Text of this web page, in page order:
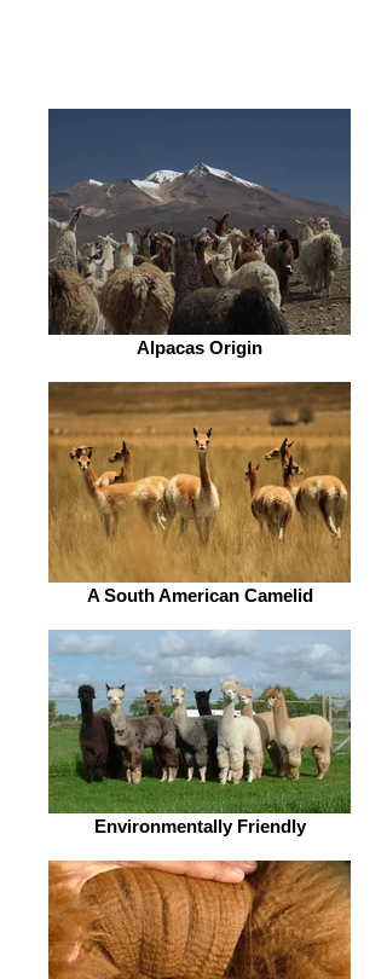
Alpacas Origin
A South American Camelid
Environmentally Friendly